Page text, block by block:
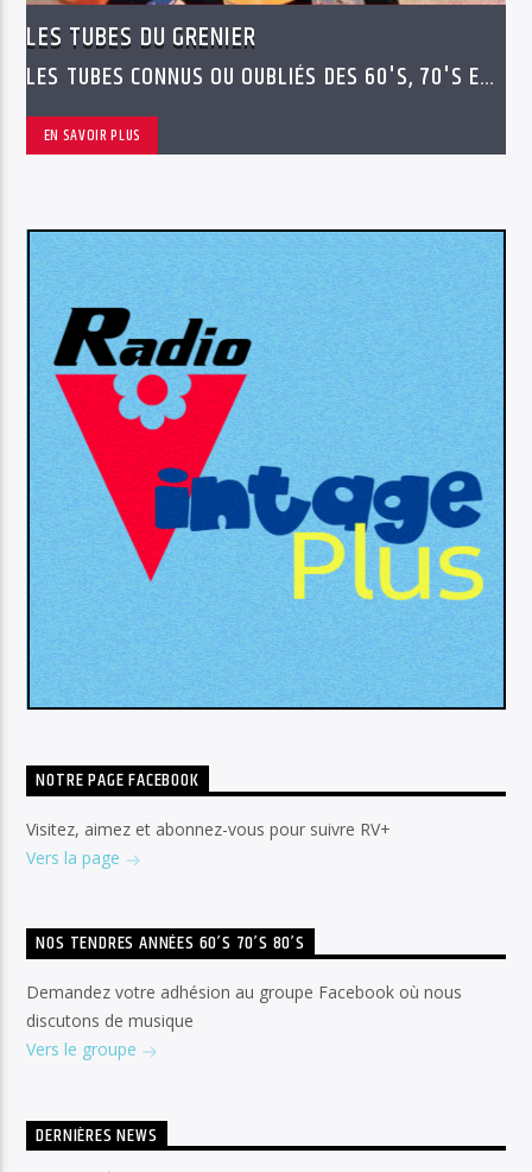
LES TUBES DU GRENIER
LES TUBES CONNUS OU OUBLIÉS DES 60'S, 70'S ET
EN SAVOIR PLUS
NOTRE PAGE FACEBOOK
Visitez, aimez et abonnez-vous pour suivre RV+
Vers la page
NOS TENDRES ANNÉES 60’S 70’S 80’S
Demandez votre adhésion au groupe Facebook où nous
discutons de musique
Vers le groupe
DERNIÈRES NEWS